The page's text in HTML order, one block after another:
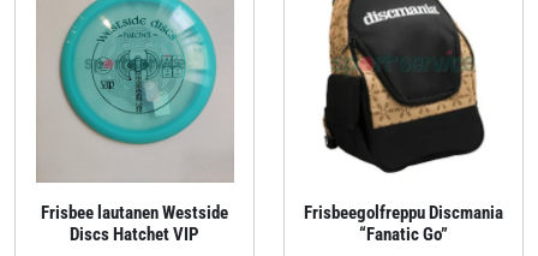
Frisbee lautanen Westside
Discs Hatchet VIP
Frisbeegolfreppu Discmania
“Fanatic Go”